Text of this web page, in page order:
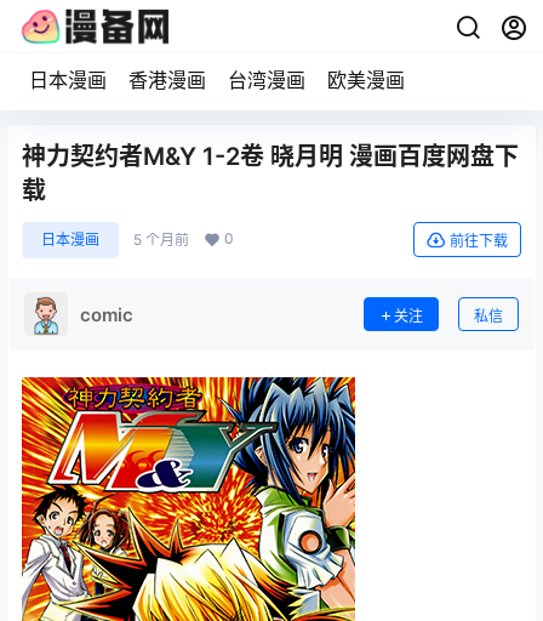
日本漫画 香港漫画 台湾漫画 欧美漫画
神力契约者M&Y 1-2卷 晓月明 漫画百度网盘下
载
日本漫画 5 个月前 0 前往下载
comic 关注 私信